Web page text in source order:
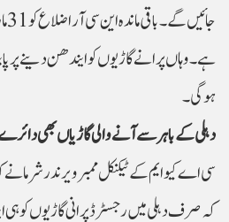
ہوگی۔
دہلی کے باہر سے آنے والی گاڑیاں بھی
سی اے کیو ایم کے ٹیکنیکل ممبر ویرندر شرما نے
کہ صرف دہلی میں رجسٹرڈ پرانی گاڑیوں کو